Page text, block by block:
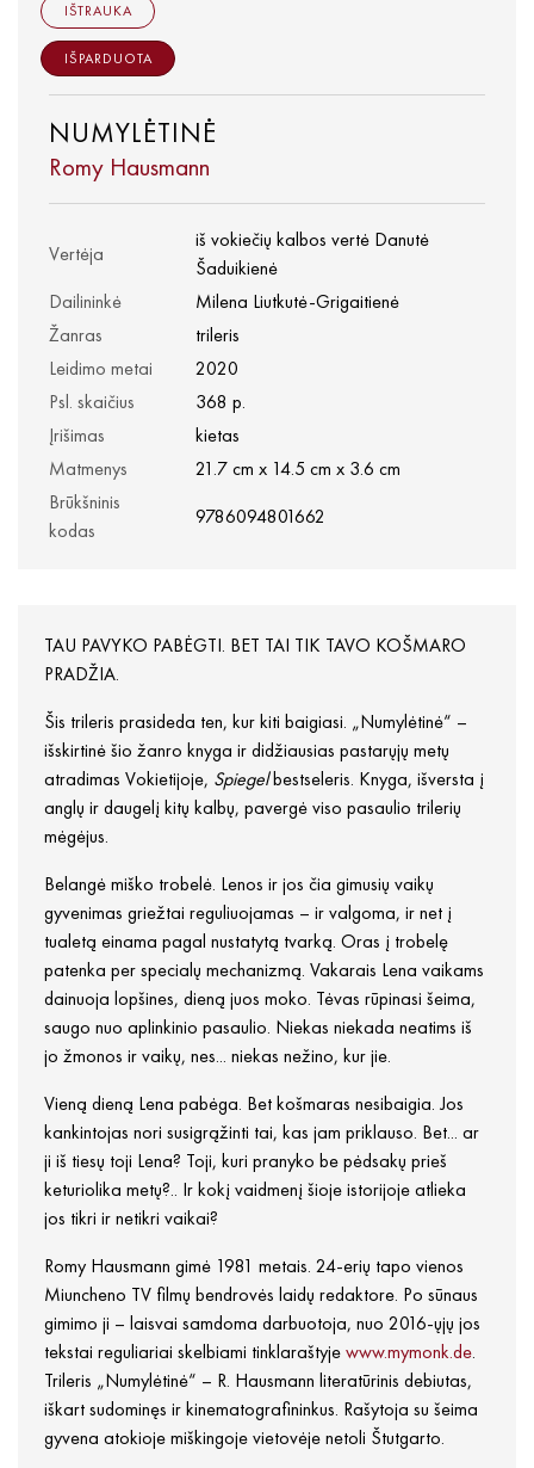
NUMYLĖTINĖ
Romy Hausmann
Vertėja
iš vokiečių kalbos vertė Danutė
Šaduikienė
Dailininkė
Milena Liutkutė-Grigaitienė
Žanras
trileris
Leidimo metai
2020
Psl. skaičius
368 p.
Įrišimas
kietas
Matmenys
21.7 cm x 14.5 cm x 3.6 cm
Brūkšninis
kodas
9786094801662
IŠTRAUKA
IŠPARDUOTA
TAU PAVYKO PABĖGTI. BET TAI TIK TAVO KOŠMARO
PRADŽIA.
Šis trileris prasideda ten, kur kiti baigiasi. „Numylėtinė“ –
išskirtinė šio žanro knyga ir didžiausias pastarųjų metų
atradimas Vokietijoje, Spiegelbestseleris. Knyga, išversta į
anglų ir daugelį kitų kalbų, pavergė viso pasaulio trilerių
mėgėjus.
Belangė miško trobelė. Lenos ir jos čia gimusių vaikų
gyvenimas griežtai reguliuojamas – ir valgoma, ir net į
tualetą einama pagal nustatytą tvarką. Oras į trobelę
patenka per specialų mechanizmą. Vakarais Lena vaikams
dainuoja lopšines, dieną juos moko. Tėvas rūpinasi šeima,
saugo nuo aplinkinio pasaulio. Niekas niekada neatims iš
jo žmonos ir vaikų, nes... niekas nežino, kur jie.
Vieną dieną Lena pabėga. Bet košmaras nesibaigia. Jos
kankintojas nori susigrąžinti tai, kas jam priklauso. Bet... ar
ji iš tiesų toji Lena? Toji, kuri pranyko be pėdsakų prieš
keturiolika metų?.. Ir kokį vaidmenį šioje istorijoje atlieka
jos tikri ir netikri vaikai?
Romy Hausmann gimė 1981 metais. 24-erių tapo vienos
Miuncheno TV filmų bendrovės laidų redaktore. Po sūnaus
gimimo ji – laisvai samdoma darbuotoja, nuo 2016-ųjų jos
tekstai reguliariai skelbiami tinklaraštyje www.mymonk.de.
Trileris „Numylėtinė“ – R. Hausmann literatūrinis debiutas,
iškart sudominęs ir kinematografininkus. Rašytoja su šeima
gyvena atokioje miškingoje vietovėje netoli Štutgarto.